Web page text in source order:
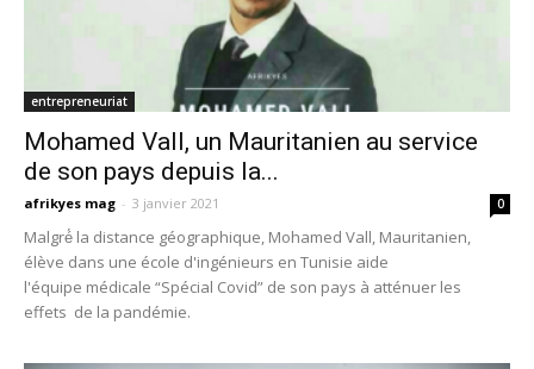
entrepreneuriat
Mohamed Vall, un Mauritanien au service
de son pays depuis la...
afrikyes mag - 3 janvier 2021 0
Malgré́ la distance géographique, Mohamed Vall, Mauritanien,
élève dans une école d'ingénieurs en Tunisie aide
l'équipe médicale “Spécial Covid” de son pays à atténuer les
effets de la pandémie.